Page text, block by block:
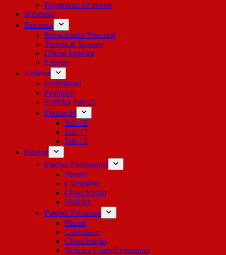
Pagamento de quotas
Bilheteira
Parceiros
Patrocinador Principal
Technical Sponsor
Oficial Sponsor
ESports
Notícias
Profissional
Feminino
Notícias Sub-23
Formação
Sub-15
Sub-17
Sub-19
Futebol
Futebol Profissional
Plantel
Calendário
Classificação
Notícias
Futebol Feminino
Plantel
Calendário
Classificação
Notícias Futebol Feminino